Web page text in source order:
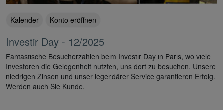
Kalender Konto eröffnen
Investir Day - 12/2025
Fantastische Besucherzahlen beim Investir Day in Paris, wo viele
Investoren die Gelegenheit nutzten, uns dort zu besuchen. Unsere
niedrigen Zinsen und unser legendärer Service garantieren Erfolg.
Werden auch Sie Kunde.